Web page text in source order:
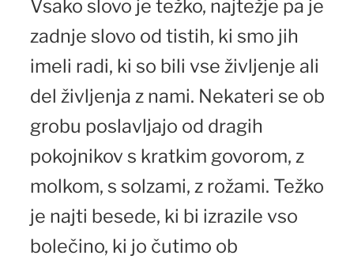
Vsako slovo je težko, najtežje pa je
zadnje slovo od tistih, ki smo jih
imeli radi, ki so bili vse življenje ali
del življenja z nami. Nekateri se ob
grobu poslavljajo od dragih
pokojnikov s kratkim govorom, z
molkom, s solzami, z rožami. Težko
je najti besede, ki bi izrazile vso
bolečino, ki jo čutimo ob